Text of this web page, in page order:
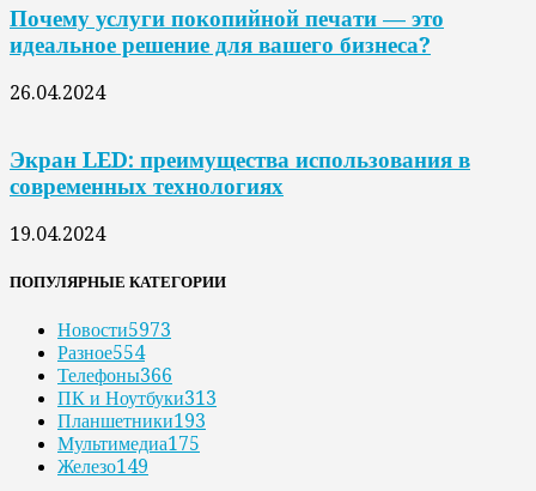
Почему услуги покопийной печати — это
идеальное решение для вашего бизнеса?
26.04.2024
Экран LED: преимущества использования в
современных технологиях
19.04.2024
ПОПУЛЯРНЫЕ КАТЕГОРИИ
Новости5973
Разное554
Телефоны366
ПК и Ноутбуки313
Планшетники193
Мультимедиа175
Железо149